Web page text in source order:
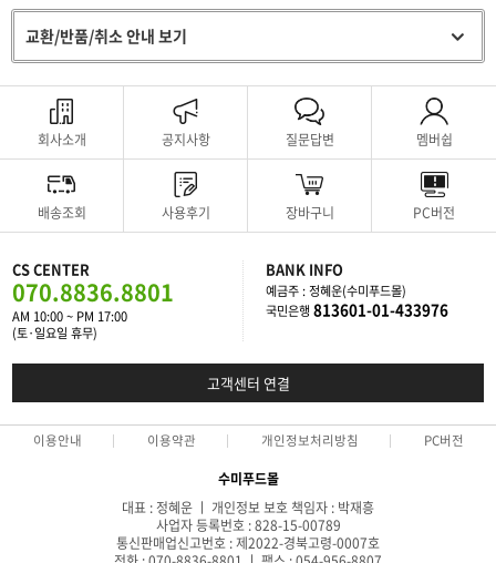
교환/반품/취소 안내 보기
회사소개 공지사항 질문답변 멤버쉽
배송조회 사용후기 장바구니 PC버전
CS CENTER
070.8836.8801
AM 10:00 ~ PM 17:00
(토·일요일 휴무)
BANK INFO
예금주 : 정혜운(수미푸드몰)
국민은행 813601-01-433976
고객센터 연결
이용안내 이용약관 개인정보처리방침 PC버전
수미푸드몰
대표 : 정혜운 ㅣ 개인정보 보호 책임자 : 박재흥
사업자 등록번호 : 828-15-00789
통신판매업신고번호 : 제2022-경북고령-0007호